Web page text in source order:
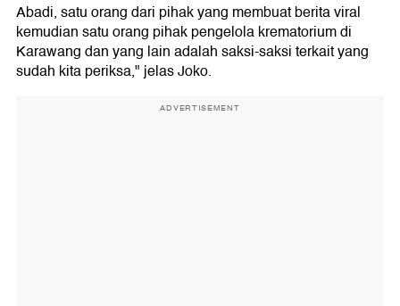
Abadi, satu orang dari pihak yang membuat berita viral
kemudian satu orang pihak pengelola krematorium di
Karawang dan yang lain adalah saksi-saksi terkait yang
sudah kita periksa," jelas Joko.
ADVERTISEMENT